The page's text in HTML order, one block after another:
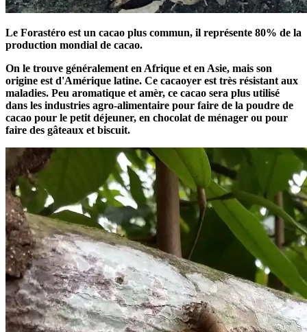
Le Forastéro est un cacao plus commun, il représente 80% de la
production mondial de cacao.
On le trouve généralement en Afrique et en Asie, mais son
origine est d'Amérique latine. Ce cacaoyer est très résistant aux
maladies. Peu aromatique et amèr, ce cacao sera plus utilisé
dans les industries agro-alimentaire pour faire de la poudre de
cacao pour le petit déjeuner, en chocolat de ménager ou pour
faire des gâteaux et biscuit.